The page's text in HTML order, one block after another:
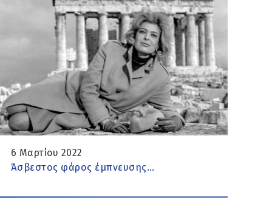
6 Μαρτίου 2022
Άσβεστος φάρος έμπνευσης…